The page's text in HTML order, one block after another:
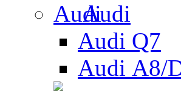
Audi
Audi Q7
Audi А8/